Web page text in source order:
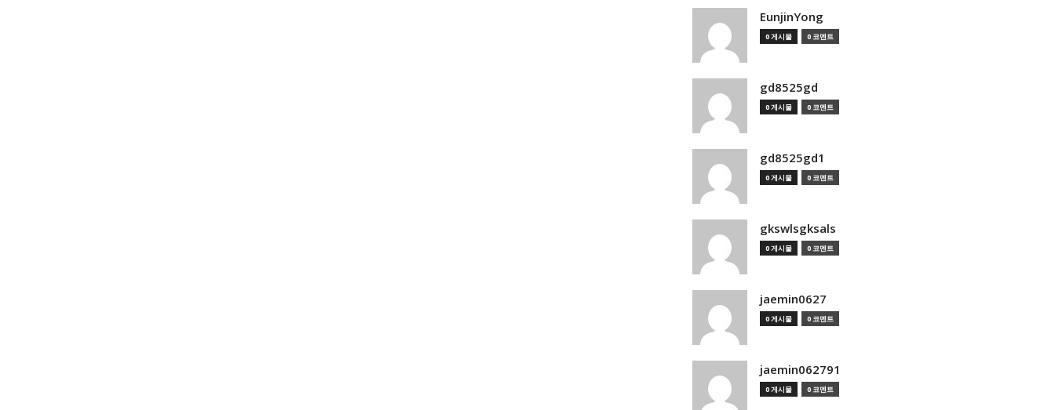
EunjinYong
0 게시물 0 코멘트
gd8525gd
0 게시물 0 코멘트
gd8525gd1
0 게시물 0 코멘트
gkswlsgksals
0 게시물 0 코멘트
jaemin0627
0 게시물 0 코멘트
jaemin062791
0 게시물 0 코멘트